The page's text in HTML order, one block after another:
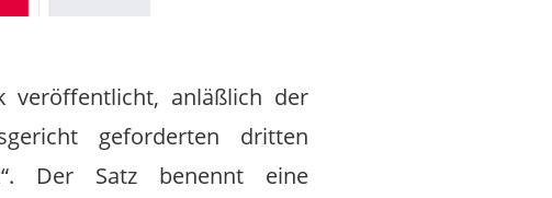
veröffentlicht, anläßlich der
geforderten dritten
Der Satz benennt eine